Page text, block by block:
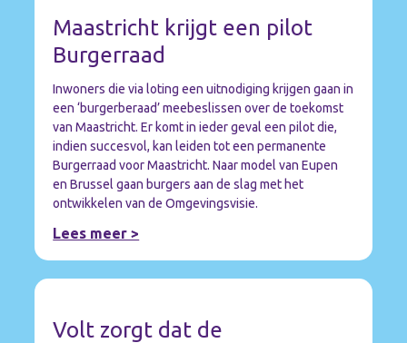
Maastricht krijgt een pilot
Burgerraad
Inwoners die via loting een uitnodiging krijgen gaan in
een ‘burgerberaad’ meebeslissen over de toekomst
van Maastricht. Er komt in ieder geval een pilot die,
indien succesvol, kan leiden tot een permanente
Burgerraad voor Maastricht. Naar model van Eupen
en Brussel gaan burgers aan de slag met het
ontwikkelen van de Omgevingsvisie.
Lees meer >
Volt zorgt dat de